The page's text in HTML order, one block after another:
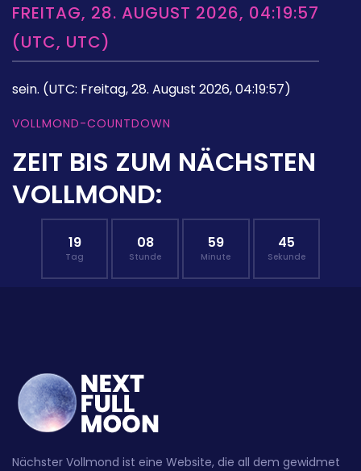
FREITAG, 28. AUGUST 2026, 04:19:57
(UTC, UTC)
sein. (UTC: Freitag, 28. August 2026, 04:19:57)
VOLLMOND-COUNTDOWN
ZEIT BIS ZUM NÄCHSTEN
VOLLMOND:
19
Tag
08
Stunde
59
Minute
44
Sekunde
Nächster Vollmond ist eine Website, die all dem gewidmet